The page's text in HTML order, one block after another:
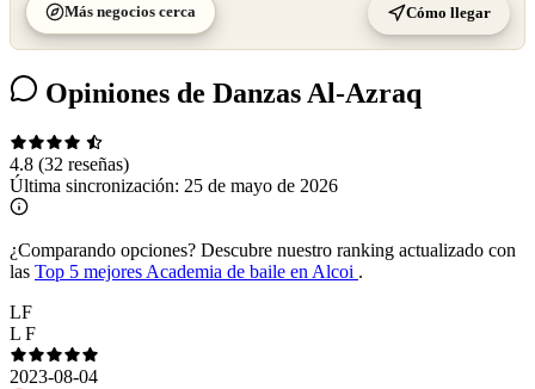
Más negocios cerca Cómo llegar
Opiniones de Danzas Al-Azraq
4.8 (32 reseñas)
Última sincronización: 25 de mayo de 2026
¿Comparando opciones? Descubre nuestro ranking actualizado con
las Top 5 mejores Academia de baile en Alcoi .
LF
L F
2023-08-04